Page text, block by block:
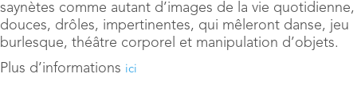
saynètes comme autant d’images de la vie quotidienne,
douces, drôles, impertinentes, qui mêleront danse, jeu
burlesque, théâtre corporel et manipulation d’objets.
Plus d’informations ici